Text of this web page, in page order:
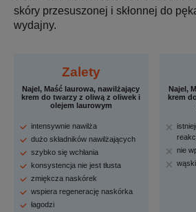
skóry przesuszonej i skłonnej do
wydajny.
Zalety
Najel, Maść laurowa, nawilżający
krem do twarzy z oliwą z oliwek i
olejem laurowym
intensywnie nawilża
dużo składników nawilżających
szybko się wchłania
konsystencja nie jest tłusta
zmiękcza naskórek
wspiera regenerację naskórka
łagodzi
Najel,
krem
nie